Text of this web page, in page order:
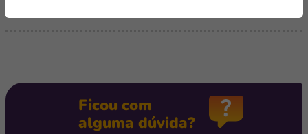
Ficou com
alguma dúvida?